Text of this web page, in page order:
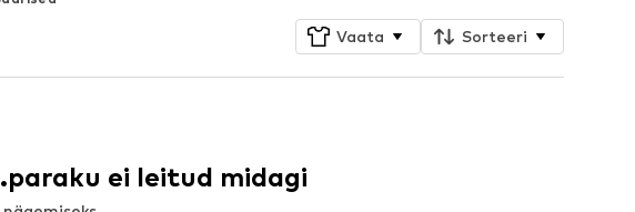
Vaata Sorteeri
ei leitud midagi